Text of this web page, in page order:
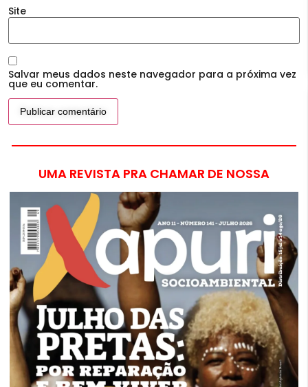
Site
Salvar meus dados neste navegador para a próxima vez
que eu comentar.
UMA REVISTA PRA CHAMAR DE NOSSA